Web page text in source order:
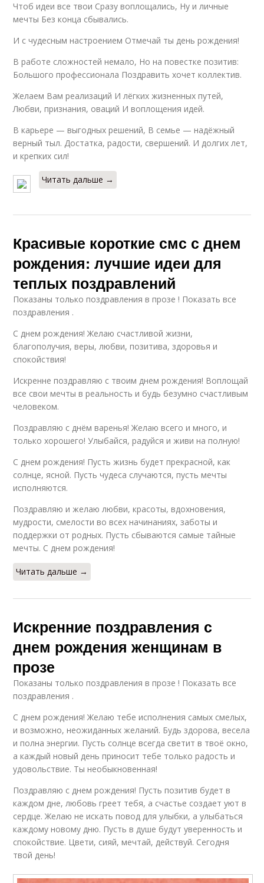
Чтоб идеи все твои Сразу воплощались, Ну и личные
мечты Без конца сбывались.
И с чудесным настроением Отмечай ты день рождения!
В работе сложностей немало, Но на повестке позитив:
Большого профессионала Поздравить хочет коллектив.
Желаем Вам реализаций И лёгких жизненных путей,
Любви, признания, оваций И воплощения идей.
В карьере — выгодных решений, В семье — надёжный
верный тыл. Достатка, радости, свершений. И долгих лет,
и крепких сил!
Читать дальше →
Красивые короткие смс с днем
рождения: лучшие идеи для
теплых поздравлений
Показаны только поздравления в прозе ! Показать все
поздравления .
С днем рождения! Желаю счастливой жизни,
благополучия, веры, любви, позитива, здоровья и
спокойствия!
Искренне поздравляю с твоим днем рождения! Воплощай
все свои мечты в реальность и будь безумно счастливым
человеком.
Поздравляю с днём варенья! Желаю всего и много, и
только хорошего! Улыбайся, радуйся и живи на полную!
С днем рождения! Пусть жизнь будет прекрасной, как
солнце, ясной. Пусть чудеса случаются, пусть мечты
исполняются.
Поздравляю и желаю любви, красоты, вдохновения,
мудрости, смелости во всех начинаниях, заботы и
поддержки от родных. Пусть сбываются самые тайные
мечты. С днем рождения!
Читать дальше →
Искренние поздравления с
днем рождения женщинам в
прозе
Показаны только поздравления в прозе ! Показать все
поздравления .
С днем рождения! Желаю тебе исполнения самых смелых,
и возможно, неожиданных желаний. Будь здорова, весела
и полна энергии. Пусть солнце всегда светит в твоё окно,
а каждый новый день приносит тебе только радость и
удовольствие. Ты необыкновенная!
Поздравляю с днем рождения! Пусть позитив будет в
каждом дне, любовь греет тебя, а счастье создает уют в
сердце. Желаю не искать повод для улыбки, а улыбаться
каждому новому дню. Пусть в душе будут уверенность и
спокойствие. Цвети, сияй, мечтай, действуй. Сегодня
твой день!